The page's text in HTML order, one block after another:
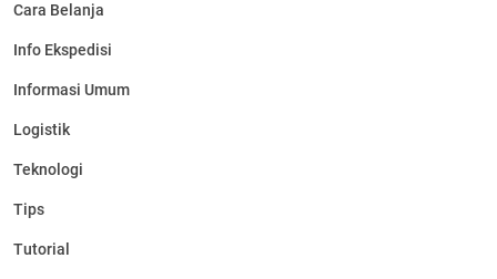
Cara Belanja
Info Ekspedisi
Informasi Umum
Logistik
Teknologi
Tips
Tutorial